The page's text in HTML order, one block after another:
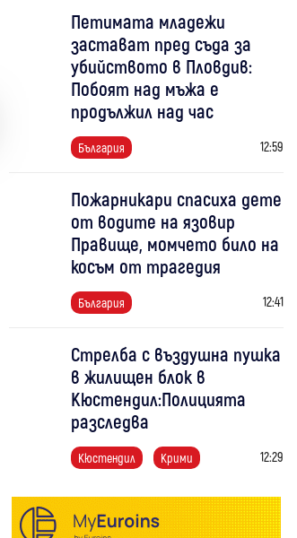
Петимата младежи
застават пред съда за
убийството в Пловдив:
Побоят над мъжа е
продължил над час
България 12:59
Пожарникари спасиха дете
от водите на язовир
Правище, момчето било на
косъм от трагедия
България 12:41
Стрелба с въздушна пушка
в жилищен блок в
Кюстендил:Полицията
разследва
Кюстендил Крими 12:29